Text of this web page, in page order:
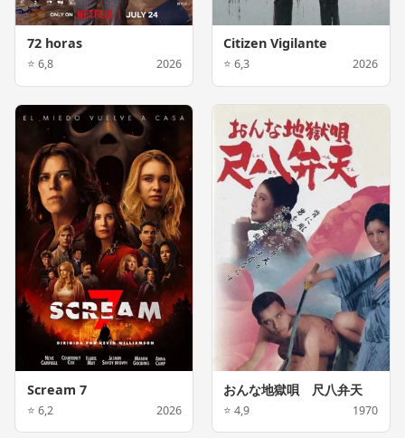
72 horas
⭐ 6,8 2026
Citizen Vigilante
⭐ 6,3 2026
Scream 7
⭐ 6,2 2026
おんな地獄唄 尺八弁天
⭐ 4,9 1970